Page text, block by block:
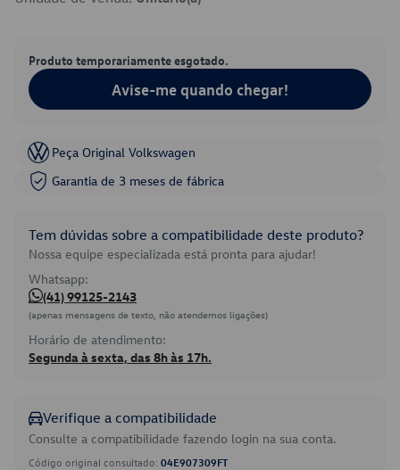
Produto temporariamente esgotado.
Avise-me quando chegar!
Peça Original Volkswagen
Garantia de 3 meses de fábrica
Tem dúvidas sobre a compatibilidade deste produto?
Nossa equipe especializada está pronta para ajudar!
Whatsapp:
(41) 99125-2143
(apenas mensagens de texto, não atendemos ligações)
Horário de atendimento:
Segunda à sexta, das 8h às 17h.
Verifique a compatibilidade
Consulte a compatibilidade fazendo login na sua conta.
Código original consultado: 04E907309FT